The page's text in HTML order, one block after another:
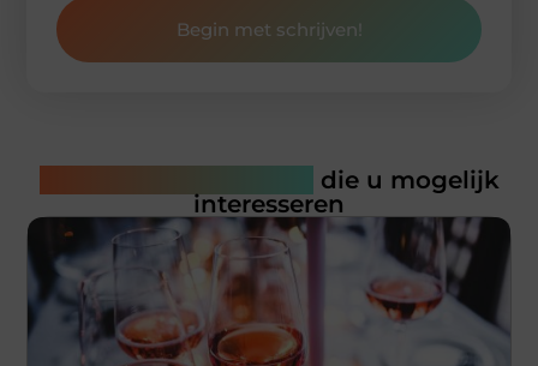
Begin met schrijven!
die u mogelijk
interesseren